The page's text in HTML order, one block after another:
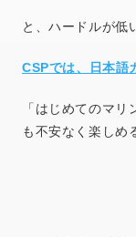
と、ハードルが低
CSPでは、日本語
「はじめてのマ
も不安なく楽しめ